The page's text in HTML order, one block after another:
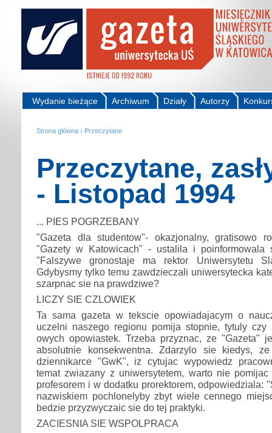
Autorzy
Działy
Archiwum
Wydanie bieżące
Strona główna › Przeczytane
Przeczytane,
- Listopad 1994
... PIES POGRZEBANY
"Gazeta dla studentow"- okazjonalny, gratisowo
"Gazety w Katowicach" - ustalila i poinformowala
"Falszywe gronostaje ma rektor Uniwersytetu
Gdybysmy tylko temu zawdzieczali uniwersytecka
szarpnac sie na prawdziwe?
LICZY SIE CZLOWIEK
Ta sama gazeta w tekscie opowiadajacym o
uczelni naszego regionu pomija stopnie, tytuly czy
owych opowiastek. Trzeba przyznac, ze "Gazeta"
absolutnie konsekwentna. Zdarzylo sie kiedys,
dziennikarce "GwK", iz cytujac wypowiedz
temat zwiazany z uniwersytetem, warto nie
profesorem i w dodatku prorektorem, odpowiedziala:
nazwiskiem pochlonelyby zbyt wiele cennego
bedzie przyzwyczaic sie do tej praktyki.
ZACIESNIA SIE WSPOLPRACA